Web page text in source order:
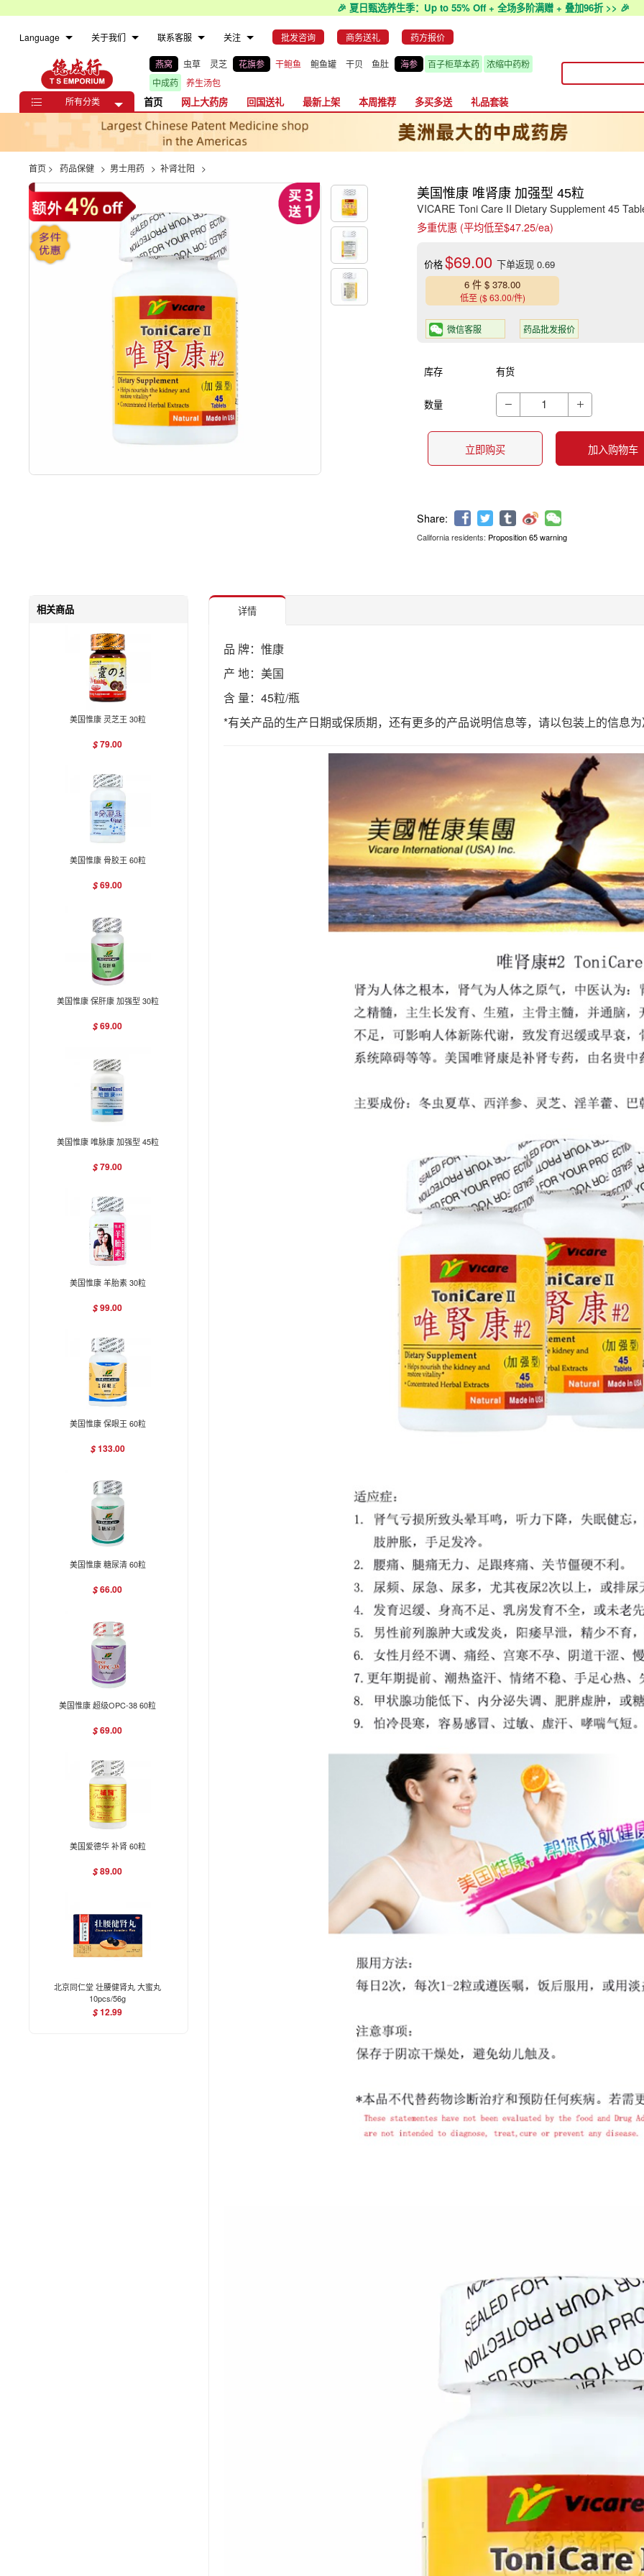
🎉 夏日甄选养生季：Up to 55% Off + 全场多阶满赠 + 叠加96折 >> 🎉
Language 关于我们 联系客服 关注 批发咨询 商务送礼 药方报价
燕窝 虫草 灵芝 花旗参 干鲍鱼 鲍鱼罐 干贝 鱼肚 海参 百子柜草本药
浓缩中药粉
中成药
养生汤包
 所有分类 首页 网上大药房 回国送礼 最新上架 本周推荐 多买多送 礼品套装
首页 > 药品保健 > 男士用药 > 补肾壮阳 >
美国惟康 唯肾康 加强型 45粒
VICARE Toni Care II Dietary Supplement 45
多重优惠 (平均低至$47.25/ea)
价格$69.00下单返现 0.69
6 件 $ 378.00
低至 ($ 63.00/件)
微信客服 药品批发报价
库存 有货
数量  
立即购买 加入购物车
California residents: Proposition 65 warning
相关商品
美国惟康 灵芝王 30粒
$79.00
美国惟康 骨胶王 60粒
$69.00
美国惟康 保肝康 加强型 30粒
$69.00
美国惟康 唯脉康 加强型 45粒
$79.00
美国惟康 羊胎素 30粒
$99.00
美国惟康 保眼王 60粒
$133.00
美国惟康 糖尿清 60粒
$66.00
美国惟康 超级OPC-38 60粒
$69.00
美国爱德华 补肾 60粒
$89.00
北京同仁堂 壮腰健肾丸 大蜜丸
10pcs/56g
$12.99
详情
品 牌：惟康
产 地：美国
含 量：45粒/瓶
*有关产品的生产日期或保质期，还有更多的产品说明信息等，请以包装上的信息